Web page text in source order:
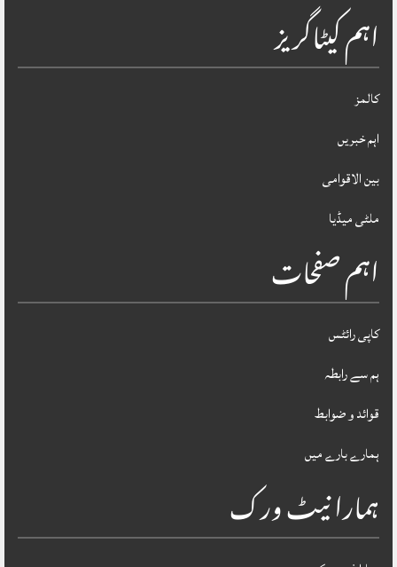
اہم کیٹاگریز
کالمز
اہم خبریں
بین الاقوامی
ملٹی میڈیا
اہم صفحات
کاپی رائٹس
ہم سے رابطہ
قوائد و ضوابط
ہمارے بارے میں
ہمارا نیٹ ورک